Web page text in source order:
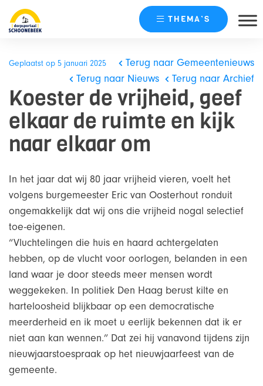
naar
THEMA’S
Geplaatst op 5 januari 2025
Terug naar Gemeentenieuws
Terug naar Archief
Terug naar Nieuws
Koester de vrijheid, geef
elkaar de ruimte en kijk
naar elkaar om
In het jaar dat wij 80 jaar vrijheid vieren, voelt het
volgens burgemeester Eric van Oosterhout ronduit
ongemakkelijk dat wij ons die vrijheid nogal selectief
toe-eigenen.
“Vluchtelingen die huis en haard achtergelaten
hebben, op de vlucht voor oorlogen, belanden in een
land waar je door steeds meer mensen wordt
weggekeken. In politiek Den Haag berust kilte en
harteloosheid blijkbaar op een democratische
meerderheid en ik moet u eerlijk bekennen dat ik er
niet aan kan wennen.” Dat zei hij vanavond tijdens zijn
nieuwjaarstoespraak op het nieuwjaarfeest van de
gemeente.